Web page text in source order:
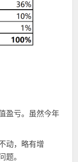
盈亏。虽然今年
动，略有增
。